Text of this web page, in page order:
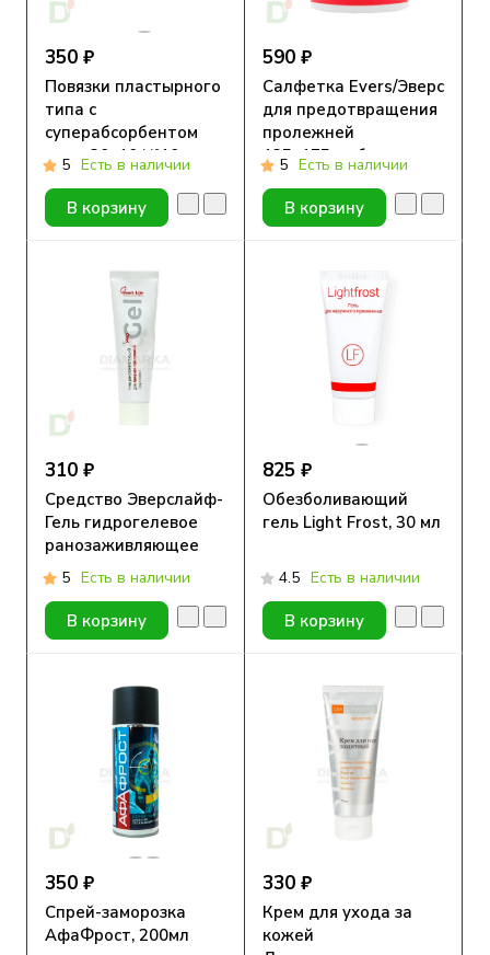
350 ₽
Повязки пластырного
типа с
суперабсорбентом
стер. 20х10 №10
5 Есть в наличии
В корзину
590 ₽
Салфетка Evers/Эверс
для предотвращения
пролежней
135х175мм банка
90шт
5 Есть в наличии
В корзину
310 ₽
Средство Эверслайф-
Гель гидрогелевое
ранозаживляющее
противопролежневое
50гр
5 Есть в наличии
В корзину
825 ₽
Обезболивающий
гель Light Frost, 30 мл
4.5 Есть в наличии
В корзину
350 ₽
Спрей-заморозка
АфаФрост, 200мл
330 ₽
Крем для ухода за
кожей